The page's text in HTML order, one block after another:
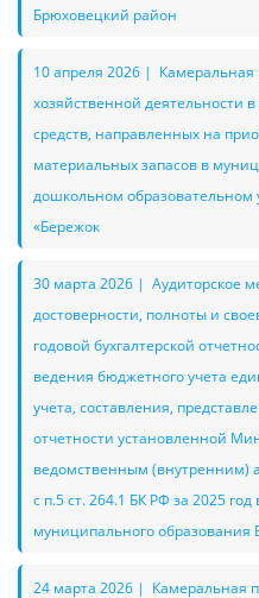
Брюховецкий район
10 апреля 2026 | Камеральная
хозяйственной деятельности
средств, направленных на
материальных запасов в
дошкольном
«Бережок
30 марта 2026 | Аудиторское
достоверности, полноты и
годовой бухгалтерской
ведения бюджетного учета
учета, составления,
отчетности установленной
ведомственным (внутренним)
с п.5 ст. 264.1 БК РФ за 2025
муниципального образования
24 марта 2026 | Камеральная